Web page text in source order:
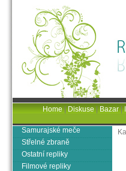
Samurajské meče
Střelné zbraně
Ostatní repliky
Filmové repliky
Home|Diskuse|Bazar|